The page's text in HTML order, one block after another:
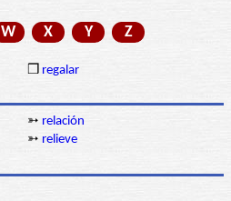
W X Y Z
❒ regalar
➳ relación
➳ relieve